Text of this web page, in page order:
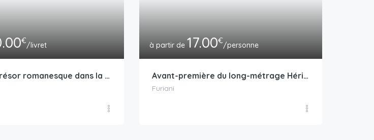
€/livret
Chasse au trésor romanesque dans la citadelle
17.00€/personne
Avant-première du long-métrage Héritage avec affiche dédicacée et photo avec l’équipe
Furiani